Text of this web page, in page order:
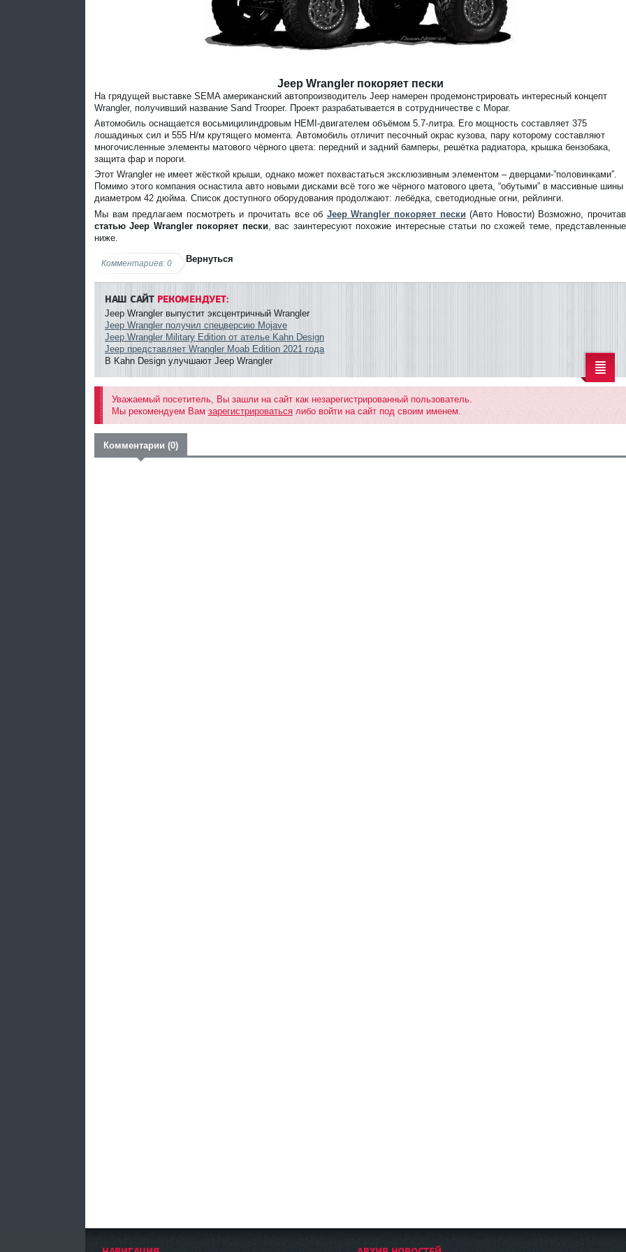
Jeep Wrangler покоряет пески
На грядущей выставке SEMA американский автопроизводитель Jeep намерен продемонстрировать интересный концепт
Wrangler, получивший название Sand Trooper. Проект разрабатывается в сотрудничестве с Mopar.
Автомобиль оснащается восьмицилиндровым HEMI-двигателем объёмом 5.7-литра. Его мощность составляет 375
лошадиных сил и 555 Н/м крутящего момента. Автомобиль отличит песочный окрас кузова, пару которому составляют
многочисленные элементы матового чёрного цвета: передний и задний бамперы, решётка радиатора, крышка бензобака,
защита фар и пороги.
Этот Wrangler не имеет жёсткой крыши, однако может похвастаться эксклюзивным элементом – дверцами-”половинками”.
Помимо этого компания оснастила авто новыми дисками всё того же чёрного матового цвета, “обутыми” в массивные шины
диаметром 42 дюйма. Список доступного оборудования продолжают: лебёдка, светодиодные огни, рейлинги.
Мы вам предлагаем посмотреть и прочитать все об Jeep Wrangler покоряет пески (Авто Новости) Возможно, прочитав
статью Jeep Wrangler покоряет пески , вас заинтересуют похожие интересные статьи по схожей теме, представленные
ниже.
Вернуться
Комментариев: 0
НАШ САЙТРЕКОМЕНДУЕТ:
Jeep Wrangler выпустит эксцентричный Wrangler
Jeep Wrangler получил спецверсию Mojave
Jeep Wrangler Military Edition от ателье Kahn Design
Jeep представляет Wrangler Moab Edition 2021 года
В Kahn Design улучшают Jeep Wrangler
Уважаемый посетитель, Вы зашли на сайт как незарегистрированный пользователь.
Мы рекомендуем Вам зарегистрироваться либо войти на сайт под своим именем.
Комментарии (0)